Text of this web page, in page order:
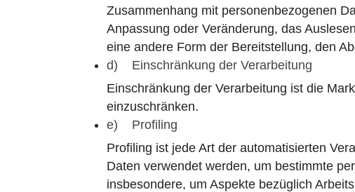
Zusammenhang mit personenbezogenen
Anpassung oder Veränderung, das
eine andere Form der Bereitstellung, den
d) Einschränkung der Verarbeitung
Einschränkung der Verarbeitung ist die
einzuschränken.
e) Profiling
Profiling ist jede Art der automatisierten
Daten verwendet werden, um bestimmte
insbesondere, um Aspekte bezüglich